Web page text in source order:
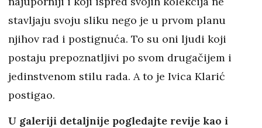
stavljaju svoju sliku nego je u prvom planu
njihov rad i postignuća. To su oni ljudi koji
postaju prepoznatljivi po svom drugačijem i
jedinstvenom stilu rada. A to je Ivica Klarić
postigao.
U galeriji detaljnije pogledajte revije kao i